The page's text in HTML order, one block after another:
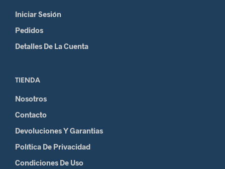
Iniciar Sesión
Pedidos
Detalles De La Cuenta
TIENDA
Nosotros
Contacto
Devoluciones Y Garantias
Política De Privacidad
Condiciones De Uso